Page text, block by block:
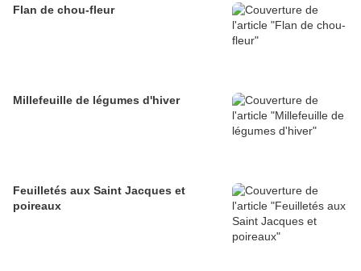
Flan de chou-fleur
Millefeuille de légumes d'hiver
Feuilletés aux Saint Jacques et
poireaux